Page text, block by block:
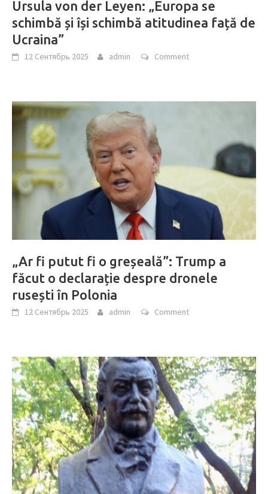
Ursula von der Leyen: „Europa se
schimbă și își schimbă atitudinea față de
Ucraina”
12 Сентябрь 2025 admin Comment
„Ar fi putut fi o greșeală”: Trump a
făcut o declarație despre dronele
rusești în Polonia
12 Сентябрь 2025 admin Comment